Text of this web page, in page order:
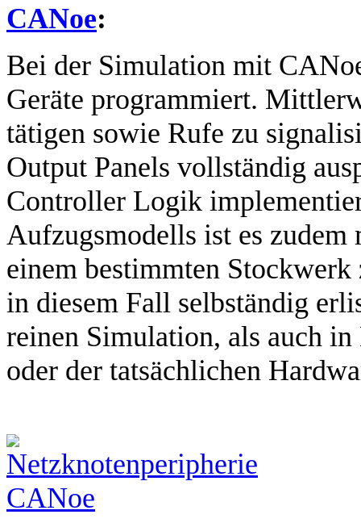
CANoe:
Bei der Simulation mit
Geräte programmiert.
tätigen sowie Rufe zu
Output Panels vollständig
Controller Logik
Aufzugsmodells ist es
einem bestimmten
in diesem Fall selbständig
reinen Simulation, als auch
oder der tatsächlichen